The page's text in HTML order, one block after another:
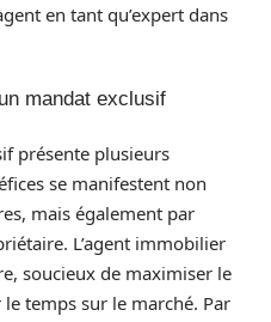
en tant qu’expert dans
mandat exclusif
présente plusieurs
se manifestent non
mais également par
L’agent immobilier
soucieux de maximiser le
temps sur le marché. Par